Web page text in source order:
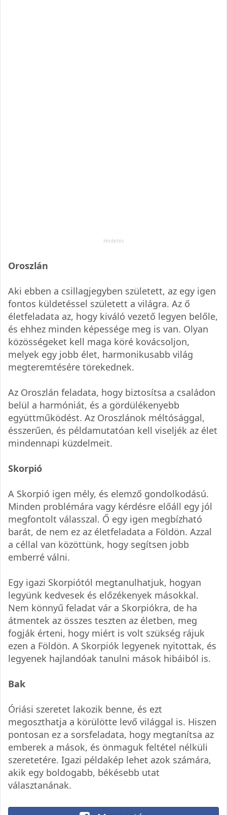
Oroszlán
Aki ebben a csillagjegyben született, az egy igen
fontos küldetéssel született a világra. Az ő
életfeladata az, hogy kiváló vezető legyen belőle,
és ehhez minden képessége meg is van. Olyan
közösségeket kell maga köré kovácsoljon,
melyek egy jobb élet, harmonikusabb világ
megteremtésére törekednek.
Az Oroszlán feladata, hogy biztosítsa a családon
belül a harmóniát, és a gördülékenyebb
együttműködést. Az Oroszlánok méltósággal,
ésszerűen, és példamutatóan kell viseljék az élet
mindennapi küzdelmeit.
Skorpió
A Skorpió igen mély, és elemző gondolkodású.
Minden problémára vagy kérdésre előáll egy jól
megfontolt válasszal. Ő egy igen megbízható
barát, de nem ez az életfeladata a Földön. Azzal
a céllal van közöttünk, hogy segítsen jobb
emberré válni.
Egy igazi Skorpiótól megtanulhatjuk, hogyan
legyünk kedvesek és előzékenyek másokkal.
Nem könnyű feladat vár a Skorpiókra, de ha
átmentek az összes teszten az életben, meg
fogják érteni, hogy miért is volt szükség rájuk
ezen a Földön. A Skorpiók legyenek nyitottak, és
legyenek hajlandóak tanulni mások hibáiból is.
Bak
Óriási szeretet lakozik benne, és ezt
megoszthatja a körülötte levő világgal is. Hiszen
pontosan ez a sorsfeladata, hogy megtanítsa az
emberek a mások, és önmaguk feltétel nélküli
szeretetére. Igazi példakép lehet azok számára,
akik egy boldogabb, békésebb utat
választanának.